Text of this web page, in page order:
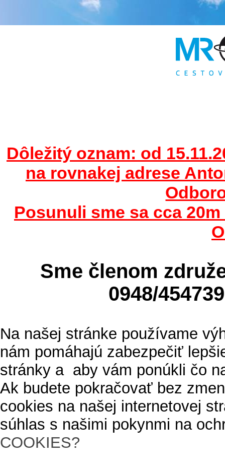
Dôležitý oznam: od
na rovnakej adrese
Posunuli sme sa cca
Sme členom
0948/
Na našej stránke používame
nám pomáhajú zabezpečiť
stránky a aby vám ponúkli čo
Ak budete pokračovať bez
cookies na našej internetovej
súhlas s našimi pokynmi na
COOKIES?